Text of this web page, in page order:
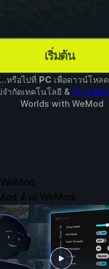
เริ่มต้น
...หรือไปที่ PC เพื่อดาวน์โหล
ำกัดเทคโนโลยี & อีก 4
Worlds with WeMod
ด้วย WeMod